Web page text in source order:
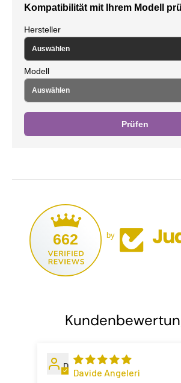
Kompatibilität mit Ihrem Modell
Hersteller
Modell
Prüfen
662 by
D
Davide Angeleri